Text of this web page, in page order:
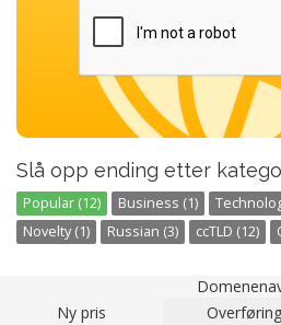
Slå opp ending etter
Popular (12) Business (1)
Novelty (1)
Russian (3) ccTLD (12)
Ny pris
Overføring